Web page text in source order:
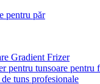
Gradient Frizer
pentru tunsoare pentru
tuns profesionale